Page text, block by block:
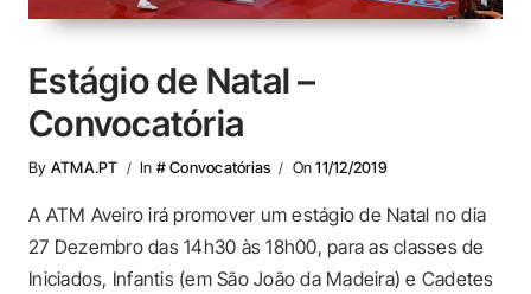
Estágio de Natal –
Convocatória
By ATMA.PT In # Convocatórias On11/12/2019
A ATM Aveiro irá promover um estágio de Natal no dia
27 Dezembro das 14h30 às 18h00, para as classes de
Iniciados, Infantis (em São João da Madeira) e Cadetes